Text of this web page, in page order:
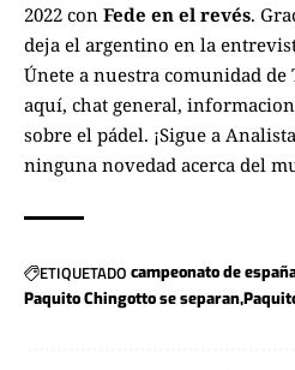
2022 con Fede en el revés.
deja el argentino en la
Únete a nuestra comunidad
aquí, chat general,
sobre el pádel. ¡Sigue a
ninguna novedad acerca del
ETIQUETADO campeonato de
Paquito Chingotto se separan